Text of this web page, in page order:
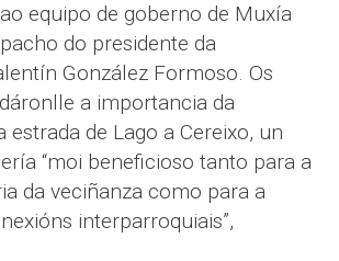
equipo de goberno de Muxía
do presidente da
González Formoso. Os
a importancia da
estrada de Lago a Cereixo, un
“moi beneficioso tanto para a
da veciñanza como para a
interparroquiais”,